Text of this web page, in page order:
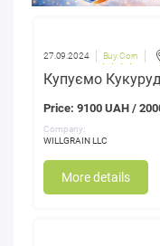
27.09.2024 Buy Corn
Купуємо
Price: 9100 UAH /
Company:
WILLGRAIN LLC
More details